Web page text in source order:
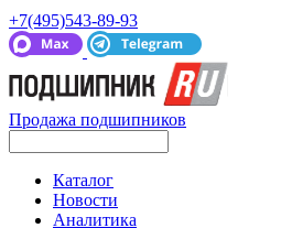
+7(495)543-89-93
Продажа подшипников
Каталог
Новости
Аналитика